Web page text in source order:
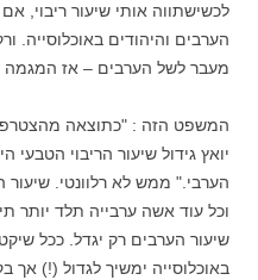
לכשישתווה אותי שיעור ריבוי,
הערבים והיהודים באוכלוסייה.
מעבר לשל הערבים – אז
המשפט הזה : "כתוצאה
יואץ גידול שיעור הריבוי הטבעי
הערבי." ממש לא רלוונטי. שיעור
וכל עוד אשה ערבייה תלד יותר
שיעור הערבים רק יגדל. ככל
באוכלוסייה ימשיך לגדול (!) אך